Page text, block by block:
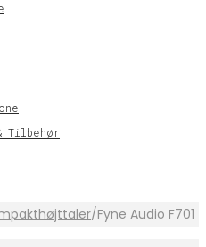
Tilbehør
/Fyne Audio F701